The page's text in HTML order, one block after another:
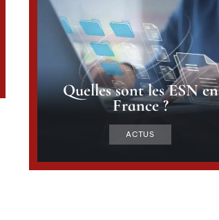
Quelles sont les ESN en
France ?
ACTUS